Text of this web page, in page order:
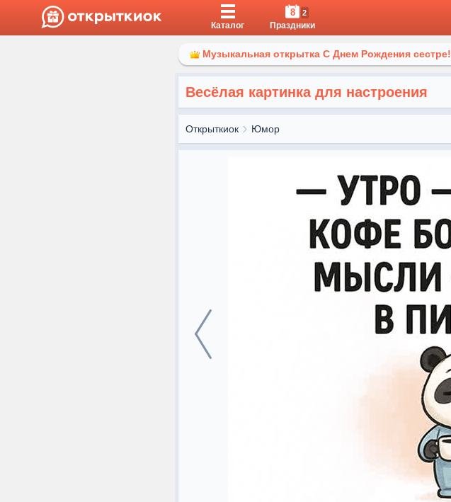
Каталог
8 2
Праздники
Музыкальная открытка С Днем Рождения сестре!
Весёлая картинка для настроения
Открыткиок Юмор